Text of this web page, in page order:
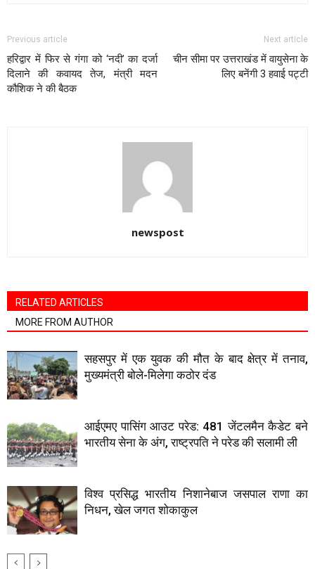
Previous article
हरिद्वार में फिर से गंगा को ‘नदी’ का दर्जा
दिलाने की कवायद तेज, मंत्री मदन
कौशिक ने की बैठक
Next article
चीन सीमा पर उत्तराखंड में वायुसेना के
लिए बनेंगी 3 हवाई पट्टी
newspost
RELATED ARTICLES
MORE FROM AUTHOR
सहसपुर में एक युवक की मौत के बाद क्षेत्र में तनाव,
मुख्यमंत्री बोले-मिलेगा कठोर दंड
आईएमए पासिंग आउट परेड: 481 जेंटलमैन कैडेट बने
भारतीय सेना के अंग, राष्ट्रपति ने परेड की सलामी ली
विश्व प्रसिद्ध भारतीय निशानेबाज जसपाल राणा का
निधन, खेल जगत शोकाकुल